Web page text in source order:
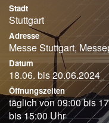
Stadt
Stuttgart
Adresse
Messe Stuttgart,
Datum
18.06. bis 20.06.2024
Öffnungszeiten
täglich von 09:00 bis
bis 15:00 Uhr